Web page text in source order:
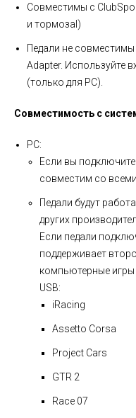
Совместимы с
и тормозаl)
Педали не совместимы
Adapter. Используйте
(только для PC).
Совместимость с
PC:
Если вы подключите
совместим со
Педали будут
других
Если педали
поддерживает
компьютерные
USB:
iRacing
Assetto Corsa
Project Cars
GTR 2
Race 07